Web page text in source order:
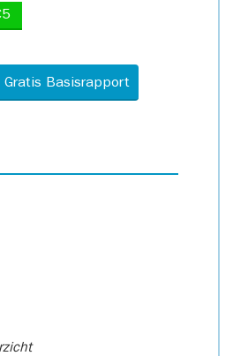
Gratis Basisrapport